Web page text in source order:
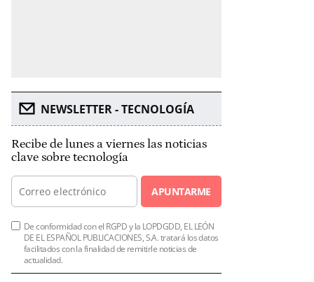
NEWSLETTER - TECNOLOGÍA
Recibe de lunes a viernes las noticias
clave sobre tecnología
APUNTARME
De conformidad con el RGPD y la LOPDGDD, EL LEÓN
DE EL ESPAÑOL PUBLICACIONES, S.A. tratará los datos
facilitados con la finalidad de remitirle noticias de
actualidad.